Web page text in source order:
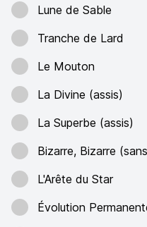
Lune de Sable
Tranche de Lard
Le Mouton
La Divine (assis)
La Superbe (assis)
Bizarre, Bizarre
L'Arête du Star
Évolution